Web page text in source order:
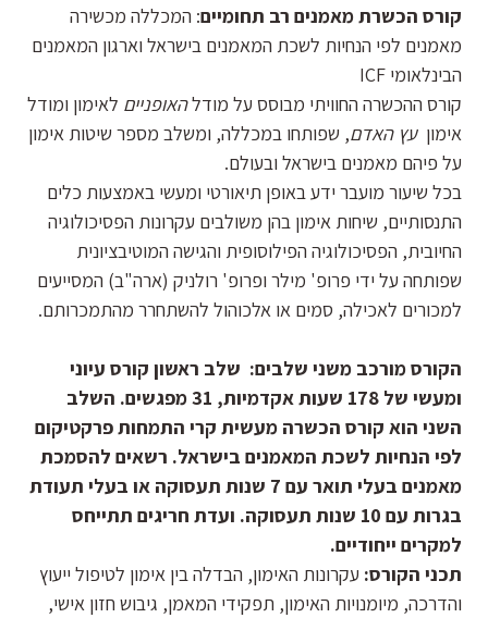
קורס הכשרת מאמנים רב תחומיים: המכללה מכשירה
מאמנים לפי הנחיות לשכת המאמנים בישראל וארגון המאמנים
הבינלאומי ICF
קורס ההכשרה החוויתי מבוסס על מודלהאופניים לאימון ומודל
אימוןעץ האדם, שפותחו במכללה, ומשלב מספר שיטות אימון
על פיהם מאמנים בישראל ובעולם.
בכל שיעור מועבר ידע באופן תיאורטי ומעשי באמצעות כלים
התנסותיים, שיחות אימון בהן משולבים עקרונות הפסיכולוגיה
החיובית, הפסיכולוגיה הפילוסופית והגישה המוטיבציונית
שפותחה על ידי פרופ' מילר ופרופ' רולניק (ארה"ב) המסייעים
למכורים לאכילה, סמים או אלכוהול להשתחרר מהתמכרותם.
הקורס מורכב משני שלבים: שלב ראשון קורס עיוני
ומעשי של 178 שעות אקדמיות, 31 מפגשים
. השלב
השני הוא קורס הכשרה מעשית קרי התמחות פרקטיקום
לפי הנחיות לשכת המאמנים בישראל. רשאים להסמכת
מאמנים בעלי תואר עם 7 שנות תעסוקה או בעלי תעודת
בגרות עם 10 שנות תעסוקה. ועדת חריגים תתייחס
למקרים ייחודיים.
תכני הקורס: עקרונות האימון, הבדלה בין אימון לטיפול ייעוץ
והדרכה, מיומנויות האימון, תפקידי המאמן, גיבוש חזון אישי,